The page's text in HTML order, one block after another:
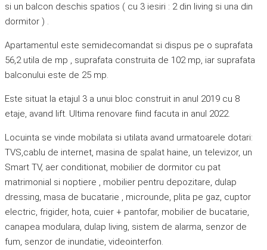
si un balcon deschis spatios ( cu 3 iesiri : 2 din living si una din
dormitor ) .
Apartamentul este semidecomandat si dispus pe o suprafata
56,2 utila de mp , suprafata construita de 102 mp, iar suprafata
balconului este de 25 mp.
Este situat la etajul 3 a unui bloc construit in anul 2019 cu 8
etaje, avand lift. Ultima renovare fiind facuta in anul 2022.
Locuinta se vinde mobilata si utilata avand urmatoarele dotari:
TVS,cablu de internet, masina de spalat haine, un televizor, un
Smart TV, aer conditionat, mobilier de dormitor cu pat
matrimonial si noptiere , mobilier pentru depozitare, dulap
dressing, masa de bucatarie , microunde, plita pe gaz, cuptor
electric, frigider, hota, cuier + pantofar, mobilier de bucatarie,
canapea modulara, dulap living, sistem de alarma, senzor de
fum, senzor de inundatie, videointerfon.